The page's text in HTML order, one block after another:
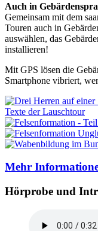
Auch in
Gemeinsam mit dem
Touren auch in
auswählen, das
installieren!
Mit GPS lösen die
Smartphone vibriert,
Mehr
Hörprobe und